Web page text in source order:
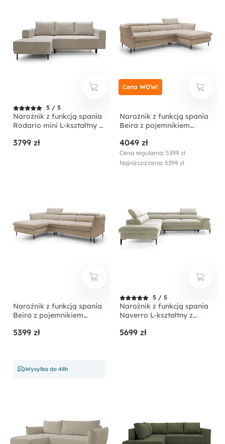
5 / 5
Narożnik z funkcją spania
Rodario mini L-kształtny z
ciemnobeżowy sztruks
3799 zł
Narożnik z funkcją spania
Beira z pojemnikiem
4049 zł
Cena regularna: 5399 zł
Najniższa cena: 5399 zł
Cena WOW!
Narożnik z funkcją spania
Beira z pojemnikiem
5399 zł
Wysyłka do 48h
5 / 5
Narożnik z funkcją spania
Naverro L-kształtny z
velvet hydrofobowy
5699 zł